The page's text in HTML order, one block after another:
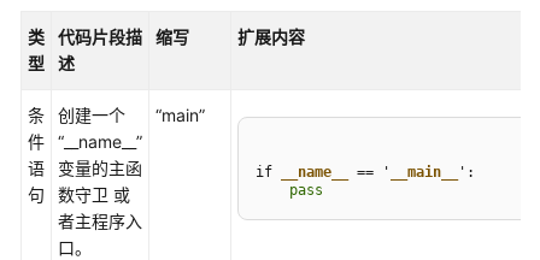
配
置
IDE
用
户
权
限
类
型
代码片段描
述
缩写 扩展内容
条
件
语
句
创建一个
“__name__”
变量的主函
数守卫 或
者主程序入
口。
“main”
if __name__ == ' __main__
    pass